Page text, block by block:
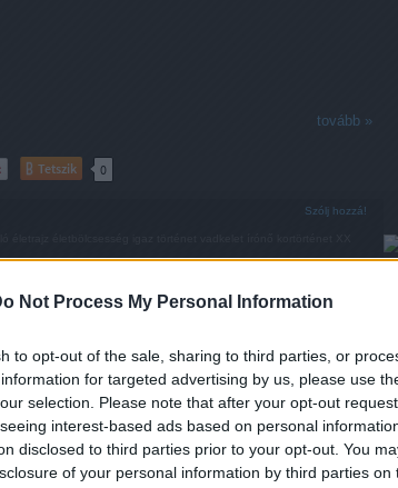
Not Process My Personal Information
to opt-out of the sale, sharing to third parties, or
for targeted advertising by us, please use
selection. Please note that after your opt-out
interest-based ads based on personal
disclosed to third parties prior to your opt-out. You
of your personal information by third parties on
tovább »
Tetszik 0
Szólj hozzá!
2018.09.14. 17:29
téma a "miféle alakok járnak ide". Egyrészt én
keresek ott, ugye, de hát ez a kisebbik baj, ha nincs futás,
a gyurma, nem szégyen az. Igen, én vagyok az a típus,
somolyognak a fekvenyomó padról, hogy "ez meg hogy
ide, azt se tudja, hol kell állítani a súlyokat".…